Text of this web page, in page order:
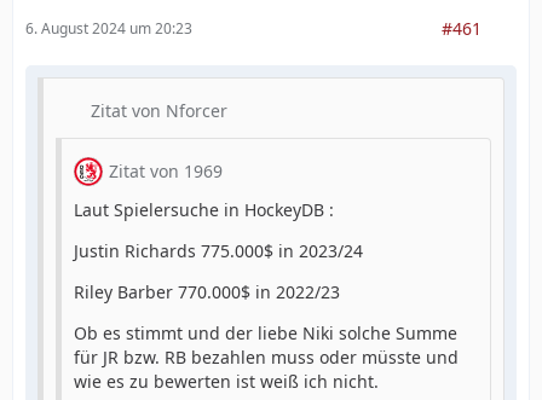
6. August 2024 um 20:23 #461
Zitat von Nforcer
Zitat von 1969
Laut Spielersuche in HockeyDB :
Justin Richards 775.000$ in 2023/24
Riley Barber 770.000$ in 2022/23
Ob es stimmt und der liebe Niki solche Summe
für JR bzw. RB bezahlen muss oder müsste und
wie es zu bewerten ist weiß ich nicht.